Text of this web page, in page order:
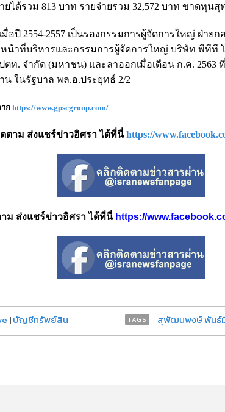
ยได้รวม 813 บาท รายจ่ายรวม 32,572 บาท ขาดทุนสุ
ปี 2554-2557 เป็นรองกรรมการผู้จัดการใหญ่ ฝ่าย
าหน้าที่บริหารและกรรมการผู้จัดการใหญ่ บริษัท พีที
ท. จำกัด (มหาชน) และลาออกเมื่อเดือน ก.ค. 2563
ในรัฐบาล พล.อ.ประยุทธ์ 2/2
ก https://www.gpscgroup.com/
ตาม ส่งแชร์ข่าวอิศรา ได้ที่นี่https://
ม ส่งแชร์ข่าวอิศรา ได้ที่นี่ https://
|บัญชีทรัพย์สิน TAGS สุพัฒนพงษ์ พันธ์มี